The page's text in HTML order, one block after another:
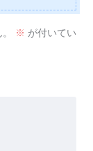
※ が付いてい